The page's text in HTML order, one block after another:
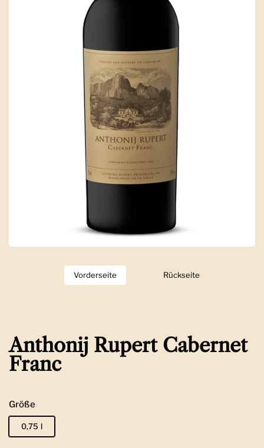
Zeige Folie 1
Vorderseite Zeige Folie 2
Rückseite
Anthonij Rupert Cabernet
Franc
Größe
0,75 l